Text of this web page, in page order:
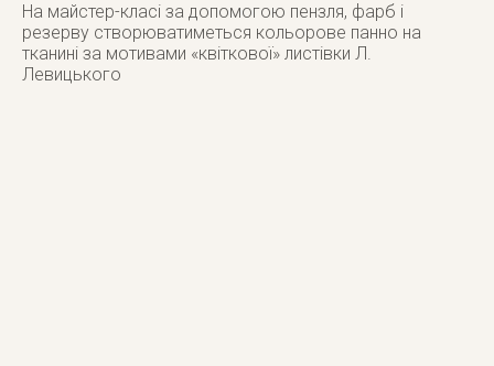
На майстер-класі за допомогою пензля, фарб і
резерву створюватиметься кольорове панно на
тканині за мотивами «квіткової» листівки Л.
Левицького